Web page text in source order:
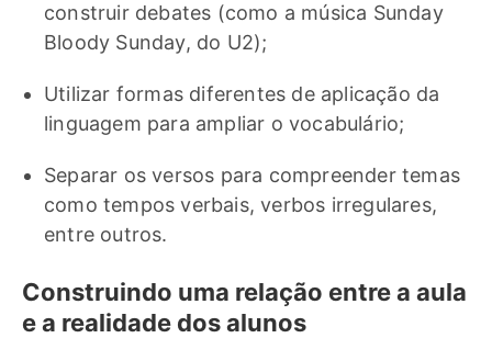
construir debates (como a música Sunday
Bloody Sunday, do U2);
Utilizar formas diferentes de aplicação da
linguagem para ampliar o vocabulário;
Separar os versos para compreender temas
como tempos verbais, verbos irregulares,
entre outros.
Construindo uma relação entre a aula
e a realidade dos alunos